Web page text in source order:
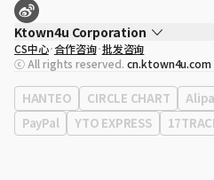
Ktown4u Corporation
代表
宋効珉
营业执照 120-87-71116
公司地址 首尔特别市 江南区 岭东大路
CS中心 合作咨询 批发咨询
ⓒ All rights reserved. cn.ktown4u.com
HANTEO CIRCLE CHART
PayPal
YTO EXPRESS